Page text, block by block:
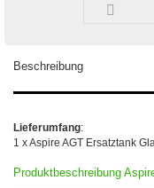
Beschreibung
Lieferumfang:
1 x Aspire AGT Ersatztank
Produktbeschreibung